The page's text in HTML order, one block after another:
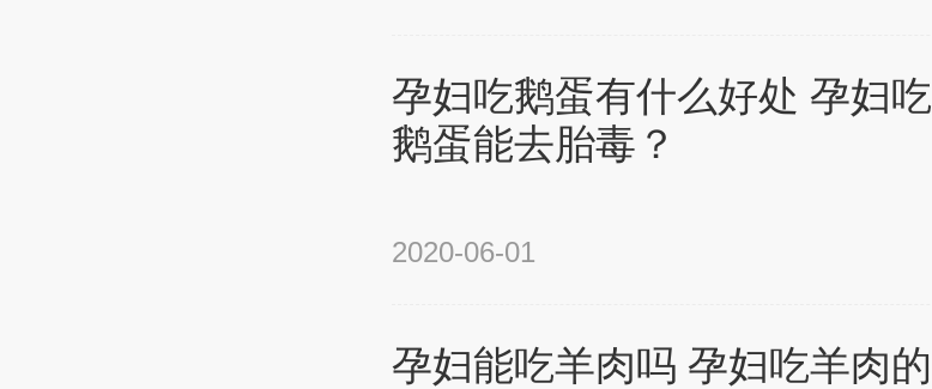
孕妇吃鹅蛋有什么好处 孕妇吃
鹅蛋能去胎毒？
2020-06-01
孕妇能吃羊肉吗 孕妇吃羊肉的